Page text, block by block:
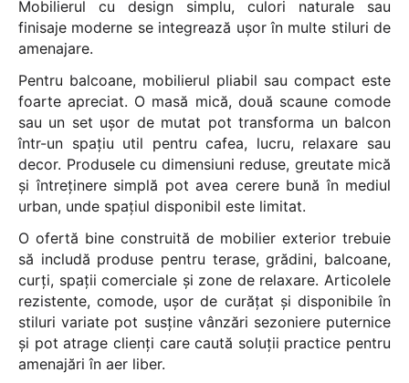
Mobilierul cu design simplu, culori naturale sau
finisaje moderne se integrează ușor în multe stiluri de
amenajare.
Pentru balcoane, mobilierul pliabil sau compact este
foarte apreciat. O masă mică, două scaune comode
sau un set ușor de mutat pot transforma un balcon
într-un spațiu util pentru cafea, lucru, relaxare sau
decor. Produsele cu dimensiuni reduse, greutate mică
și întreținere simplă pot avea cerere bună în mediul
urban, unde spațiul disponibil este limitat.
O ofertă bine construită de mobilier exterior trebuie
să includă produse pentru terase, grădini, balcoane,
curți, spații comerciale și zone de relaxare. Articolele
rezistente, comode, ușor de curățat și disponibile în
stiluri variate pot susține vânzări sezoniere puternice
și pot atrage clienți care caută soluții practice pentru
amenajări în aer liber.